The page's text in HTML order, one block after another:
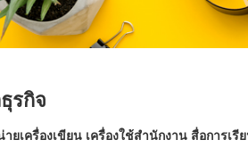
รกิจ
ยเครื่องเขียน เครื่องใช้สำนักงาน สื่อการเ